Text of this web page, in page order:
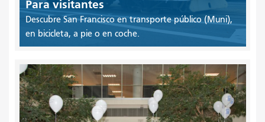
Para visitantes
Descubre San Francisco en transporte público (Muni),
en bicicleta, a pie o en coche.